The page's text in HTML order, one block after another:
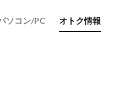
ソコン/PC オトク情報